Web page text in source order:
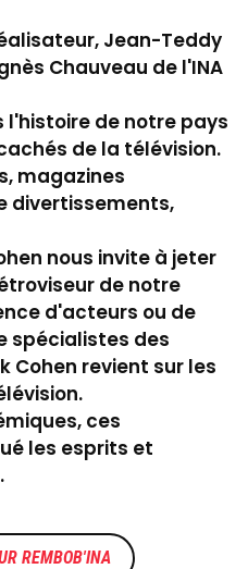
Jean-Teddy
Chauveau de l'INA
l'histoire de notre pays
de la télévision.
magazines
divertissements,
nous invite à jeter
de notre
d'acteurs ou de
spécialistes des
Cohen revient sur les
ces
les esprits et
REMBOB'INA